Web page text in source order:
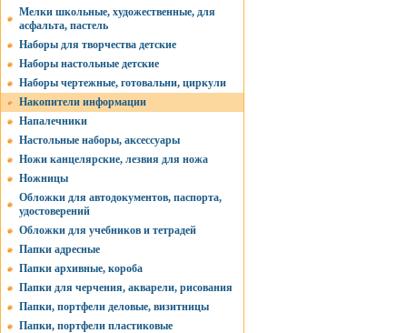
Мелки школьные, художественные, для
асфальта, пастель
Наборы для творчества детские
Наборы настольные детские
Наборы чертежные, готовальни, циркули
Накопители информации
Напалечники
Настольные наборы, аксессуары
Ножи канцелярские, лезвия для ножа
Ножницы
Обложки для автодокументов, паспорта,
удостоверений
Обложки для учебников и тетрадей
Папки адресные
Папки архивные, короба
Папки для черчения, акварели, рисования
Папки, портфели деловые, визитницы
Папки, портфели пластиковые